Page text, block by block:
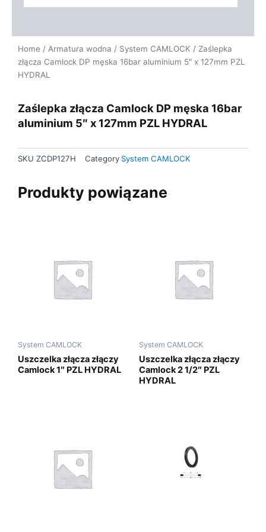
Home / Armatura wodna / System CAMLOCK / Zaślepka
złącza Camlock DP męska 16bar aluminium 5″ x 127mm PZL
HYDRAL
Zaślepka złącza Camlock DP męska 16bar
aluminium 5″ x 127mm PZL HYDRAL
SKU ZCDP127H Category System CAMLOCK
Produkty powiązane
System CAMLOCK
Uszczelka złącza złączy
Camlock 1″ PZL HYDRAL
System CAMLOCK
Uszczelka złącza złączy
Camlock 2 1/2″ PZL
HYDRAL